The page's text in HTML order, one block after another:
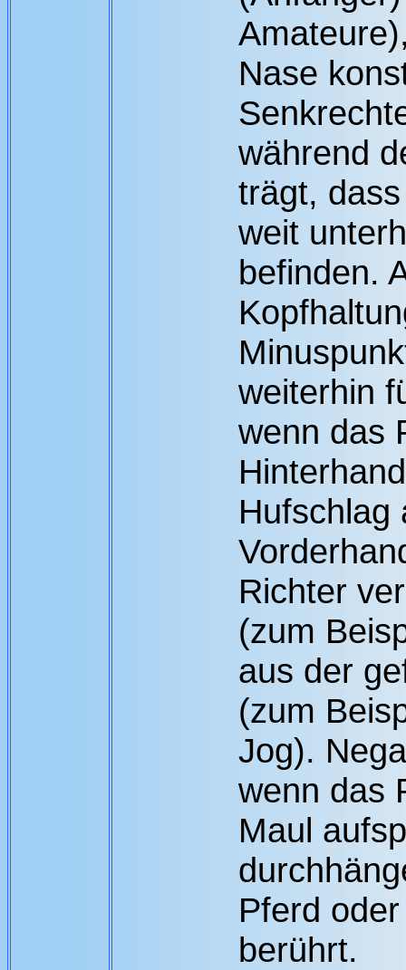
Nase
während
trägt,
weit
befinden.
weiterhin
wenn das
Hufschlag
Richter
(zum
aus der
(zum
Jog).
wenn das
Maul
Pferd
berührt.